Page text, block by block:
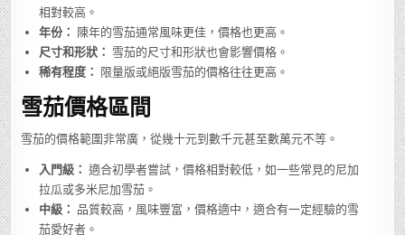
相對較高。
年份： 陳年的雪茄通常風味更佳，價格也更高。
尺寸和形狀： 雪茄的尺寸和形狀也會影響價格。
稀有程度： 限量版或絕版雪茄的價格往往更高。
雪茄價格區間
雪茄的價格範圍非常廣，從幾十元到數千元甚至數萬元不等。
入門級： 適合初學者嘗試，價格相對較低，如一些常見的尼加
拉瓜或多米尼加雪茄。
中級： 品質較高，風味豐富，價格適中，適合有一定經驗的雪
茄愛好者。